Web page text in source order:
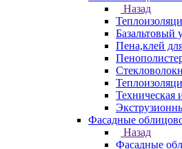
Назад
Базальтовый
Пена,клей
Техническая
Фасадные
Назад
Фасадные